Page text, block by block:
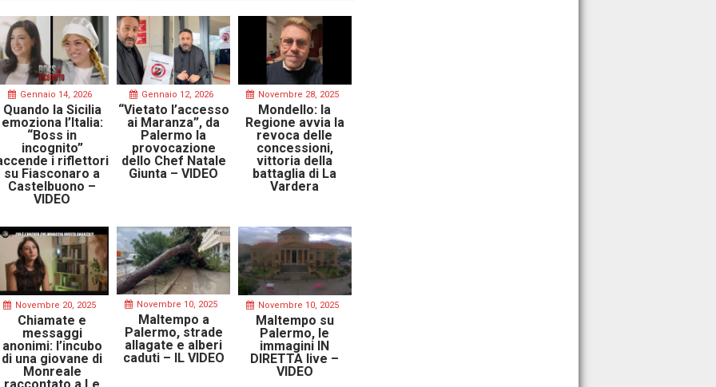
Gennaio 14, 2026
Quando la Sicilia
emoziona l’Italia:
“Boss in
incognito”
i riflettori
su Fiasconaro a
Castelbuono –
VIDEO
Gennaio 12, 2026
“Vietato l’accesso
ai Maranza”, da
Palermo la
provocazione
dello Chef Natale
Giunta – VIDEO
Novembre 28, 2025
Mondello: la
Regione avvia la
revoca delle
concessioni,
vittoria della
battaglia di La
Vardera
Novembre 20, 2025
Chiamate e
messaggi
anonimi: l’incubo
di una giovane di
Monreale
Novembre 10, 2025
Maltempo a
Palermo, strade
allagate e alberi
caduti – IL VIDEO
Novembre 10, 2025
Maltempo su
Palermo, le
immagini IN
DIRETTA live –
VIDEO